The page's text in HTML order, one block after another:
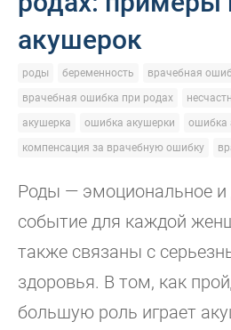
акушерок
роды беременность
врачебная
врачебная ошибка при родах
акушерка
ошибка акушерки
ошибка
компенсация за врачебную ошибку
Роды — эмоциональное и
событие для каждой
также связаны с
здоровья. В том, как
большую роль играет